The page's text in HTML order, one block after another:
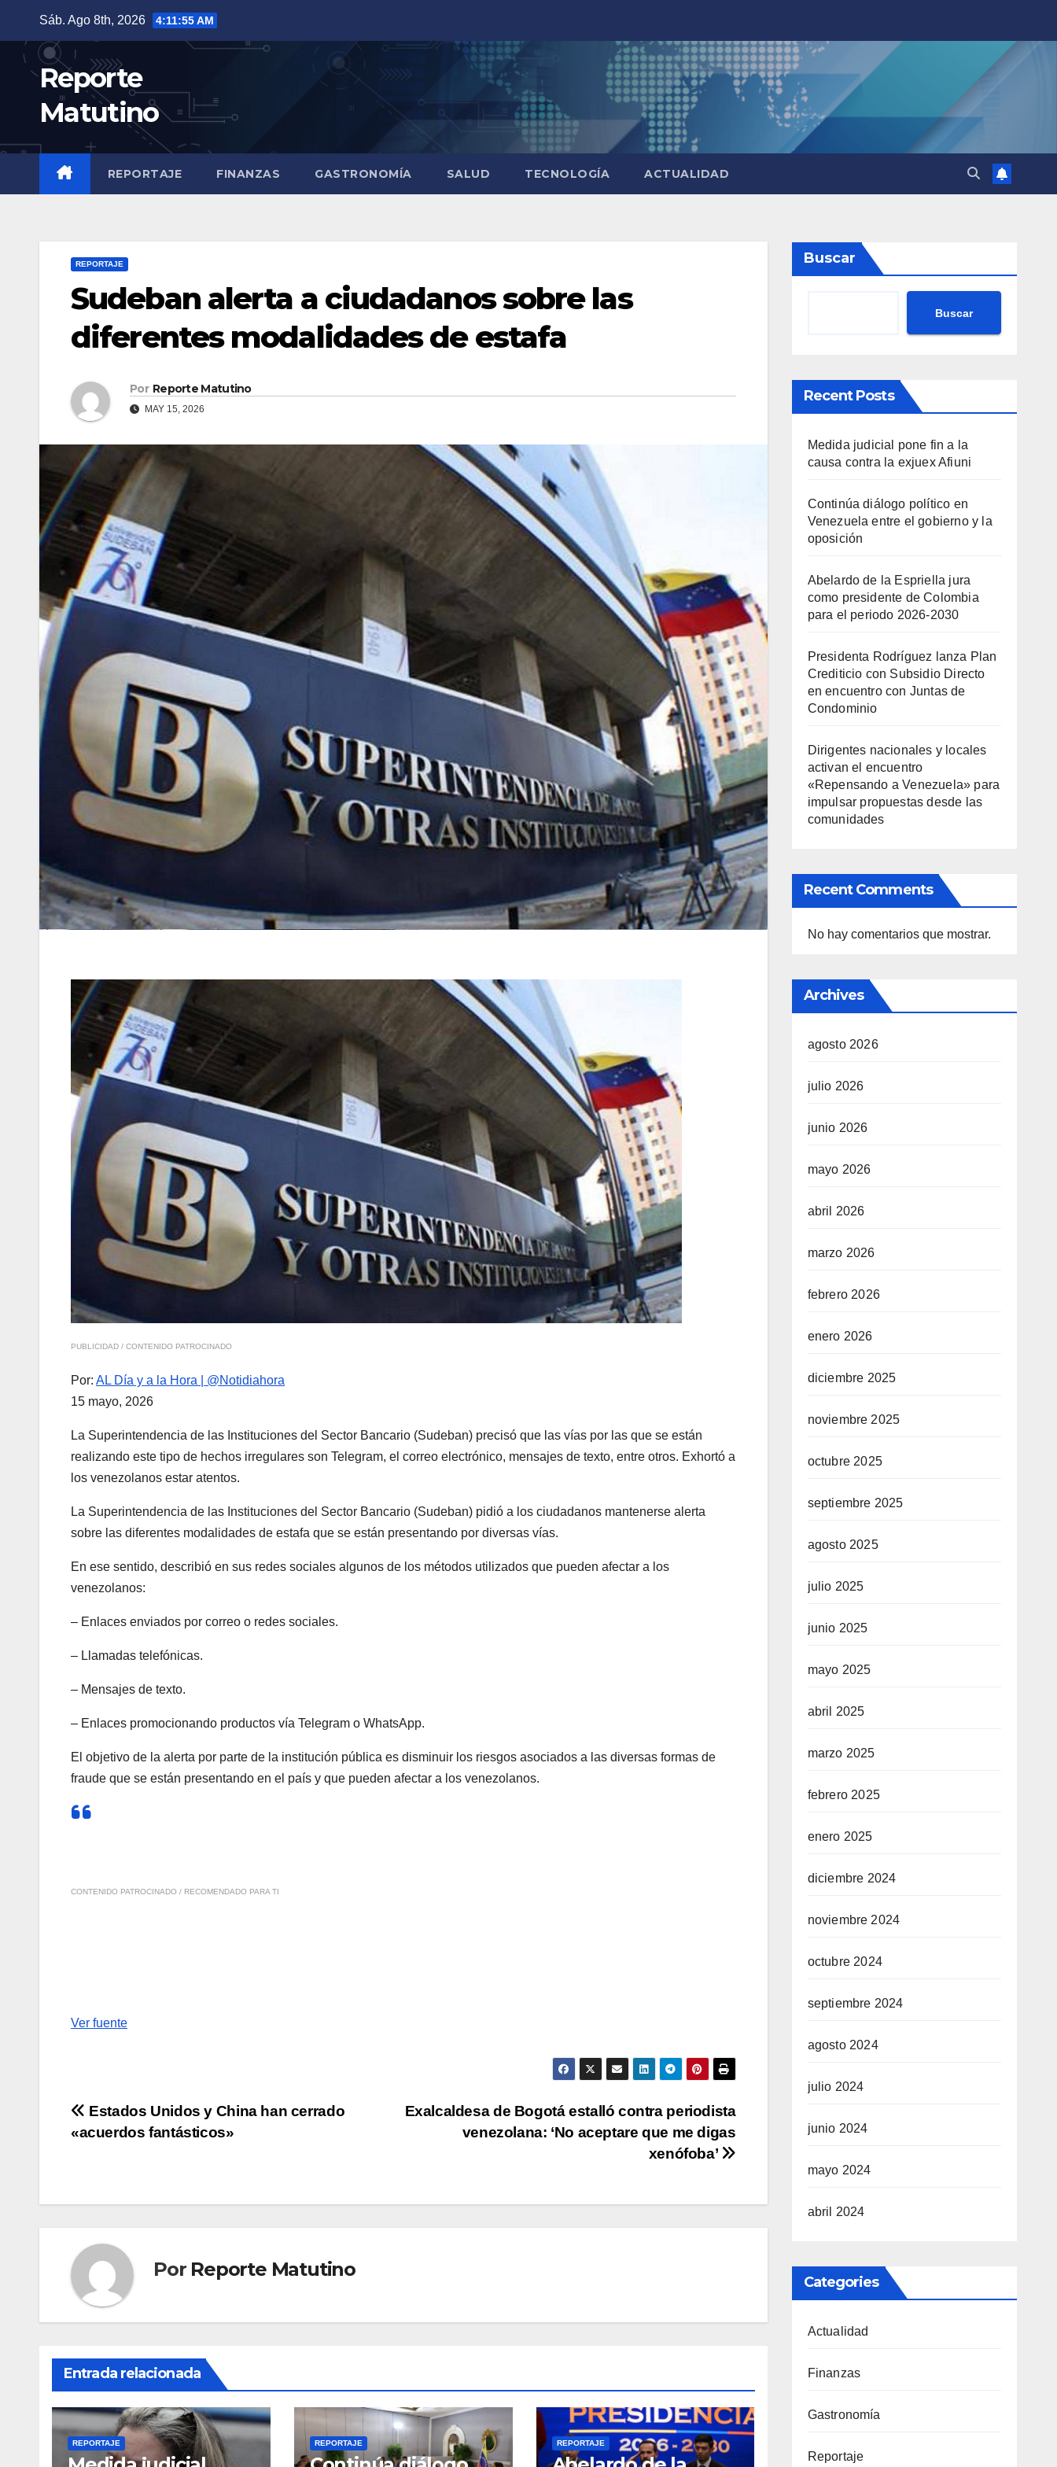
contenido
Sáb. Ago 8th, 2026 4:11:56 AM
Reporte
Matutino
REPORTAJE FINANZAS GASTRONOMÍA SALUD TECNOLOGÍA ACTUALIDAD
REPORTAJE
Sudeban alerta a ciudadanos sobre las
diferentes modalidades de estafa
Por Reporte Matutino
MAY 15, 2026
PUBLICIDAD / CONTENIDO PATROCINADO
Por: AL Día y a la Hora | @Notidiahora
15 mayo, 2026
La Superintendencia de las Instituciones del Sector Bancario (Sudeban) precisó que las vías por las que se están
realizando este tipo de hechos irregulares son Telegram, el correo electrónico, mensajes de texto, entre otros. Exhortó a
los venezolanos estar atentos.
La Superintendencia de las Instituciones del Sector Bancario (Sudeban) pidió a los ciudadanos mantenerse alerta
sobre las diferentes modalidades de estafa que se están presentando por diversas vías.
En ese sentido, describió en sus redes sociales algunos de los métodos utilizados que pueden afectar a los
venezolanos:
– Enlaces enviados por correo o redes sociales.
– Llamadas telefónicas.
– Mensajes de texto.
– Enlaces promocionando productos vía Telegram o WhatsApp.
El objetivo de la alerta por parte de la institución pública es disminuir los riesgos asociados a las diversas formas de
fraude que se están presentando en el país y que pueden afectar a los venezolanos.
CONTENIDO PATROCINADO / RECOMENDADO PARA TI
Ver fuente
Navegación
Exalcaldesa de Bogotá estalló contra periodista
venezolana: ‘No aceptare que me digas
xenófoba’
Estados Unidos y China han cerrado
«acuerdos fantásticos»
Por Reporte Matutino
Entrada relacionada
REPORTAJE REPORTAJE REPORTAJE
Buscar
Buscar
Recent Posts
Medida judicial pone fin a la
causa contra la exjuex Afiuni
Continúa diálogo político en
Venezuela entre el gobierno y la
oposición
Abelardo de la Espriella jura
como presidente de Colombia
para el periodo 2026-2030
Presidenta Rodríguez lanza Plan
Crediticio con Subsidio Directo
en encuentro con Juntas de
Condominio
Dirigentes nacionales y locales
activan el encuentro
«Repensando a Venezuela» para
impulsar propuestas desde las
comunidades
Recent Comments
No hay comentarios que mostrar.
Archives
agosto 2026
julio 2026
junio 2026
mayo 2026
abril 2026
marzo 2026
febrero 2026
enero 2026
diciembre 2025
noviembre 2025
octubre 2025
septiembre 2025
agosto 2025
julio 2025
junio 2025
mayo 2025
abril 2025
marzo 2025
febrero 2025
enero 2025
diciembre 2024
noviembre 2024
octubre 2024
septiembre 2024
agosto 2024
julio 2024
junio 2024
mayo 2024
abril 2024
Categories
Actualidad
Finanzas
Gastronomía
Reportaje